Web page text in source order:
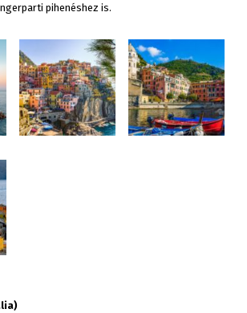
pihenéshez is.